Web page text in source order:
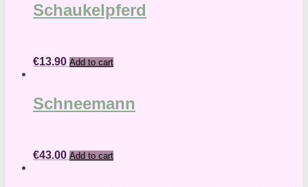
Schaukelpferd
€13.90 Add to cart
Schneemann
€43.00 Add to cart